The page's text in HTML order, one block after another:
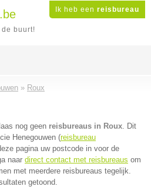
Ik heb een reisbureau
buurt!
» Roux
nog geen reisbureaus in Roux. Dit
Henegouwen (reisbureau
pagina uw postcode in voor de
naar direct contact met reisbureaus om
met meerdere reisbureaus tegelijk.
getoond.